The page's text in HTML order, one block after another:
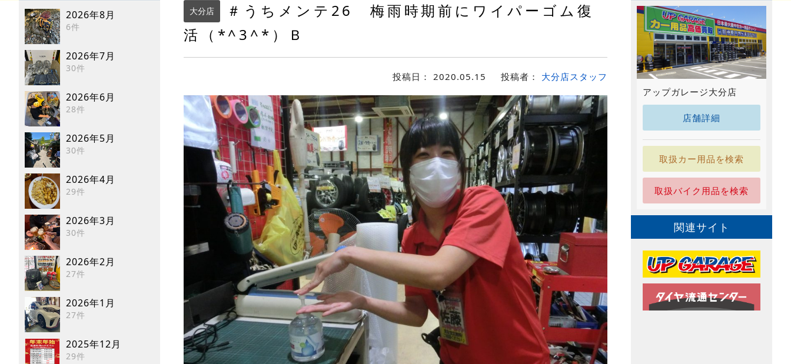
2026年8月
6件
2026年7月
30件
2026年6月
28件
2026年5月
30件
2026年4月
29件
2026年3月
30件
2026年2月
27件
2026年1月
27件
2025年12月
29件
大分店
＃うちメンテ26 梅雨時期前にワイパーゴム復
活（*^3^*）Ｂ
投稿日： 2020.05.15 投稿者： 大分店スタッフ
アップガレージ大分店
店舗詳細
取扱カー用品を検索
取扱バイク用品を検索
関連サイト